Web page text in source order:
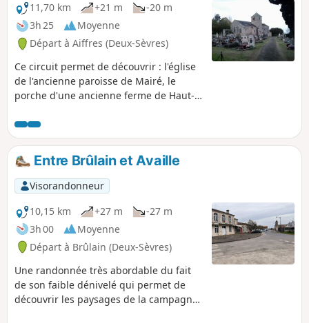
11,70 km
+21 m
-20 m
3h 25
Moyenne
Départ à Aiffres (Deux-Sèvres)
Ce circuit permet de découvrir : l'église
de l'ancienne paroisse de Mairé, le
porche d'une ancienne ferme de Haut-
Motte Saint-Denis, l’église Saint-Pierre et
la Croix Hosannière du XIIe siècle. Tout
cela en parcourant la campagne sur
d'agréables chemins plats qui
traversent à plusieurs reprises la
Guirande (affluent de la Sèvre Niortaise)
Entre Brûlain et Availle
Visorandonneur
10,15 km
+27 m
-27 m
3h 00
Moyenne
Départ à Brûlain (Deux-Sèvres)
Une randonnée très abordable du fait
de son faible dénivelé qui permet de
découvrir les paysages de la campagne